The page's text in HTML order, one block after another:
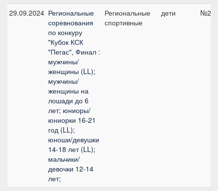
29.09.2024 Региональные
соревнования
по конкуру
"Кубок КСК
"Пегас", Финал :
мужчины/
женщины (LL);
мужчины/
женщины на
лошади до 6
лет; юниоры/
юниорки 16-21
год (LL);
юноши/девушки
14-18 лет (LL);
мальчики/
девочки 12-14
лет;
Региональные
спортивные
дети №2,